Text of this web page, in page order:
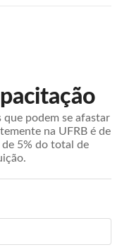
podem se afastar
na UFRB é de
5% do total de